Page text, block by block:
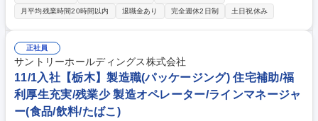
会社の実務責任者をお任せします。 【入社後】■1年目：:新設する農業施
設に導入する設備メーカーが主催する研修プログラムに参加し、設備操作/
保守管理について学びます。■2年目: 村上市のイチゴ農家のもと、雪国な
らではのイチゴ栽培技術やノウハウを実践的に学びます。【研修終了後】
■栽培計画の策定/実行 ■栽培管理(水やり/施肥/病害虫対策等) ■スタッフ管
理/労務管理/教育 ■生産物の品質管理/出荷調整 ■事業運営に関わる管理業
務全般 募集職種 【新潟県村上市/イチゴ栽培責任者】子会社の実務責任者/
プライム上場
月平均残業時間20時間以内
退職金あり 完全週休2日制 土日祝休み
正社員
サントリーホールディングス株式会社
11/1入社【栃木】製造職(パッケージング) 住宅補助/福
利厚生充実/残業少 製造オペレーター/ラインマネージャ
ー(食品/飲料/たばこ)